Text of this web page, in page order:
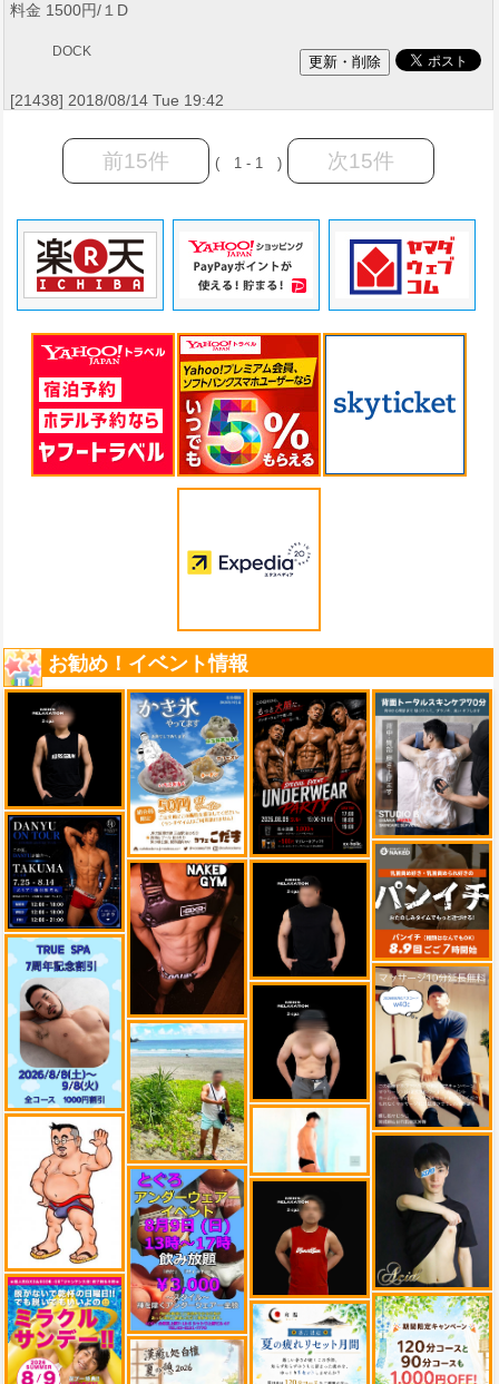
料金 1500円/１D
DOCK
[21438] 2018/08/14 Tue 19:42
前15件 ( 1 - 1 ) 次15件
お勧め！イベント情報